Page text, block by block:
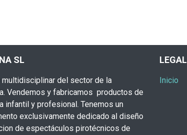
SL
multidisciplinar del sector de la
Vendemos y fabricamos productos de
infantil y profesional. Tenemos un
exclusivamente dedicado al diseño
de espectáculos pirotécnicos de
LEGAL
Inicio